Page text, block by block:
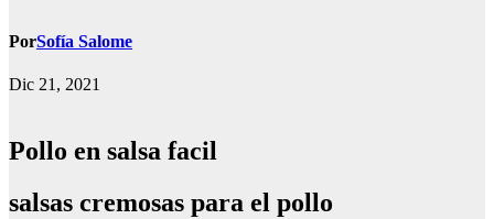
PorSofía Salome
Dic 21, 2021
Pollo en salsa facil
salsas cremosas para el pollo